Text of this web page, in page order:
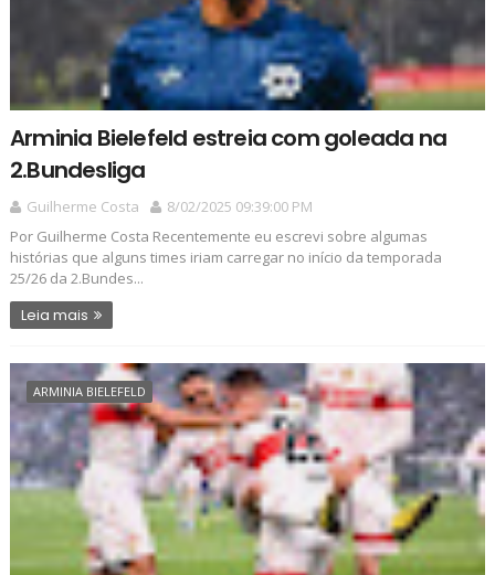
Arminia Bielefeld estreia com goleada na
2.Bundesliga
Guilherme Costa
8/02/2025 09:39:00 PM
Por Guilherme Costa Recentemente eu escrevi sobre algumas
histórias que alguns times iriam carregar no início da temporada
25/26 da 2.Bundes...
Leia mais
ARMINIA BIELEFELD